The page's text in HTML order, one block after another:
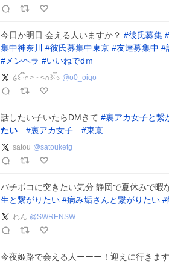
今日か明日 会える人いますか？ #彼氏募集 #
集中神奈川
#彼氏募集中東京 #友達募集中 #
# メンヘラ #いいねでdｍ
໒꒰ྀི∩˃ ᵕ ˂∩꒱ྀི১ @o0_oiqo
話したい子いたらDMきて #裏アカ女子と繋
たい
#裏アカ女子 #東京
satou @satouketg
バチボコに突きたい気分 静岡で夏休みで暇
生と繋がりたい #病み垢さんと繋がりたい #
れん @SWRENSW
今夜姫路で会える人ーーー！迎えに行きま